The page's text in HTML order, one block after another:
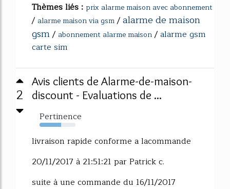
Thèmes liés : prix alarme maison avec abonnement
/ alarme maison via gsm/alarme de maison
gsm/ abonnement alarme maison/alarme gsm
carte sim
2
Avis clients de Alarme-de-maison-
discount - Evaluations de ...
Pertinence
60%
livraison rapide conforme a lacommande
20/11/2017 à 21:51:21 par Patrick c.
suite à une commande du 16/11/2017